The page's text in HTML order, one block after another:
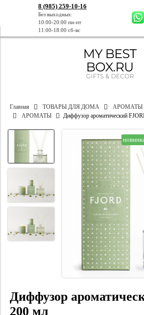
8 (985) 259-10-16
Без выходных:
10:00-20:00 пн-пт
11:00-18:00 сб-вс
Главная ТОВАРЫ ДЛЯ ДОМА
АРОМАТЫ
АРОМАТЫ
Диффузор ароматический
Диффузор
200 мл